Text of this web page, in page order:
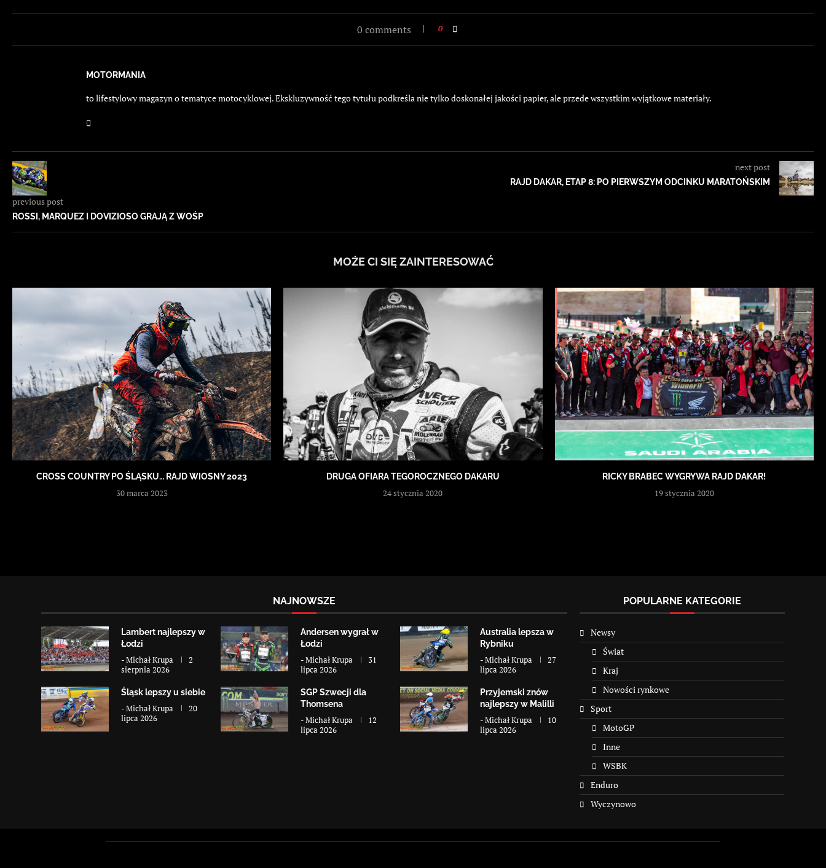
0 comments 0
MOTORMANIA
to lifestylowy magazyn o tematyce motocyklowej. Ekskluzywność tego tytułu podkreśla nie tylko doskonałej jakości papier, ale przede wszystkim wyjątkowe materiały.
previous post
ROSSI, MARQUEZ I DOVIZIOSO GRAJĄ Z WOŚP
next post
RAJD DAKAR, ETAP 8: PO PIERWSZYM ODCINKU MARATOŃSKIM
MOŻE CI SIĘ ZAINTERESOWAĆ
CROSS COUNTRY PO ŚLĄSKU… RAJD WIOSNY 2023
30 marca 2023
DRUGA OFIARA TEGOROCZNEGO DAKARU
24 stycznia 2020
RICKY BRABEC WYGRYWA RAJD DAKAR!
19 stycznia 2020
NAJNOWSZE
Lambert najlepszy w
Łodzi
-Michał Krupa
2
sierpnia 2026
Andersen wygrał w
Łodzi
-Michał Krupa
31
lipca 2026
Australia lepsza w
Rybniku
-Michał Krupa
27
lipca 2026
Śląsk lepszy u siebie
-Michał Krupa
20
lipca 2026
SGP Szwecji dla
Thomsena
-Michał Krupa
12
lipca 2026
Przyjemski znów
najlepszy w Malilli
-Michał Krupa
10
lipca 2026
POPULARNE KATEGORIE
Newsy
Świat
Kraj
Nowości rynkowe
Sport
MotoGP
Inne
WSBK
Enduro
Wyczynowo